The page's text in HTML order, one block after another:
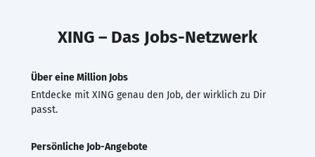
XING – Das Jobs-Netzwerk
Über eine Million Jobs
Entdecke mit XING genau den Job, der wirklich zu Dir
passt.
Persönliche Job-Angebote